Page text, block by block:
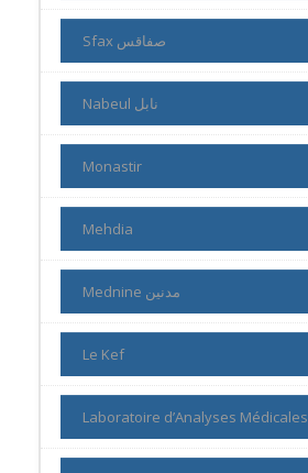
Sfax صفاقس
Nabeul نابل
Monastir
Mehdia
Mednine مدنين
Le Kef
Laboratoire d’Analyses Médicales